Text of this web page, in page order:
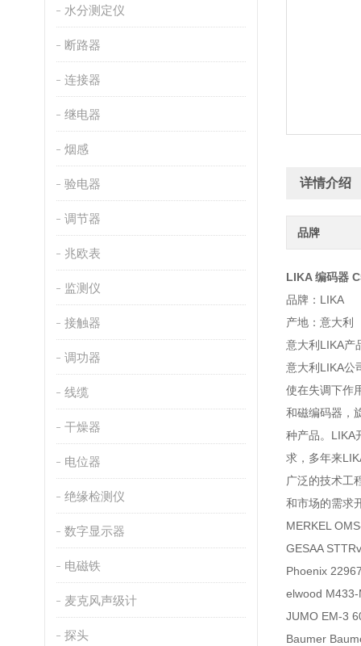
水分测定仪
断路器
连接器
继电器
烟感
验电器
调节器
兆欧表
监测仪
接触器
调功器
线缆
干燥器
电位器
绝缘检测仪
数字显示器
电磁铁
麦克风声级计
探头
详情介绍
品牌
LIKA 编码器
品牌：LIKA
产地：意大利
意大利LIKA产
意大利LIKA公
使在失调下作
和磁编码器，
种产品。LIKA
求，多年来
广泛的技术工
和市场的需求
MERKEL
GESAA
Phoenix
elwood
JUMO EM-3
Baumer